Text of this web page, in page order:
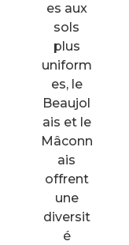
es aux
sols
plus
uniform
es, le
Beaujol
ais et le
Mâconn
ais
offrent
une
diversit
é